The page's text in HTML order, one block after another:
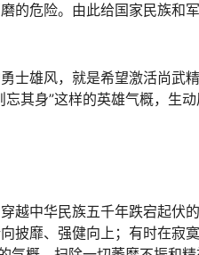
的危险。由此给国家民族和
士雄风，就是希望激活尚武
其身”这样的英雄气概，生
越中华民族五千年跌宕起伏
披靡、强健向上；有时在寂